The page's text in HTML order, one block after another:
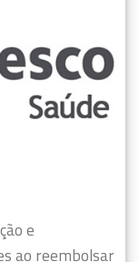
e
ao reembolsar